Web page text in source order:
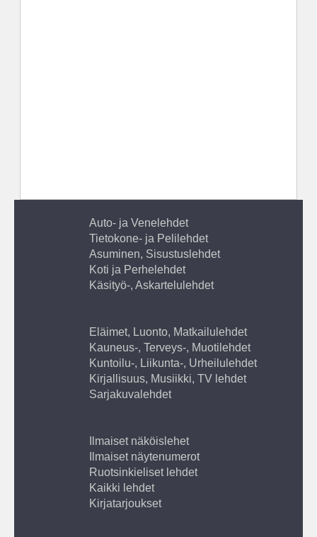
Auto- ja Venelehdet
Tietokone- ja Pelilehdet
Asuminen, Sisustuslehdet
Koti ja Perhelehdet
Käsityö-, Askartelulehdet
Eläimet, Luonto, Matkailulehdet
Kauneus-, Terveys-, Muotilehdet
Kuntoilu-, Liikunta-, Urheilulehdet
Kirjallisuus, Musiikki, TV lehdet
Sarjakuvalehdet
Ilmaiset näköislehet
Ilmaiset näytenumerot
Ruotsinkieliset lehdet
Kaikki lehdet
Kirjatarjoukset